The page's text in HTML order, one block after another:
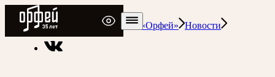
Радио Орфей
Радио классической музыки «Орфей»
Новости